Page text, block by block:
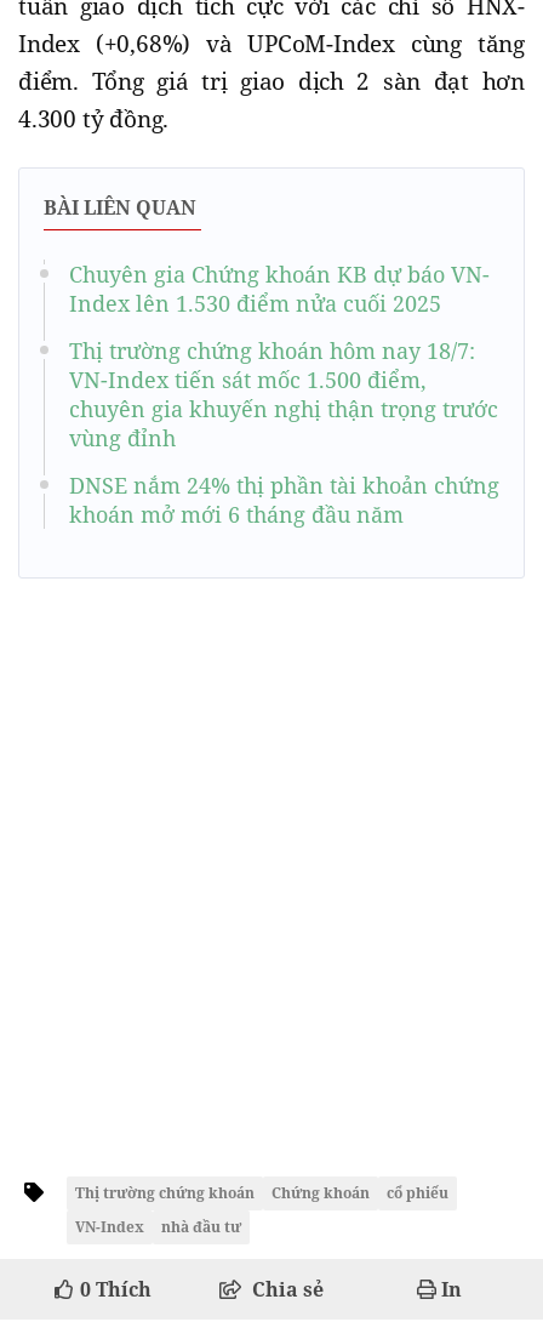
tuần giao dịch tích cực với các chỉ số HNX-
Index (+0,68%) và UPCoM-Index cùng tăng
điểm. Tổng giá trị giao dịch 2 sàn đạt hơn
4.300 tỷ đồng.
BÀI LIÊN QUAN
Chuyên gia Chứng khoán KB dự báo VN-
Index lên 1.530 điểm nửa cuối 2025
Thị trường chứng khoán hôm nay 18/7:
VN-Index tiến sát mốc 1.500 điểm,
chuyên gia khuyến nghị thận trọng trước
vùng đỉnh
DNSE nắm 24% thị phần tài khoản chứng
khoán mở mới 6 tháng đầu năm
Thị trường chứng khoán Chứng khoán
cổ phiếu
VN-Index
nhà đầu tư
0Thích Chia sẻ In